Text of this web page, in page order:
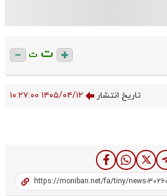
ت ت
تاریخ انتشار ۱۴۰۵/۰۴/۱۲ ۱۰:۲۷:۰۰